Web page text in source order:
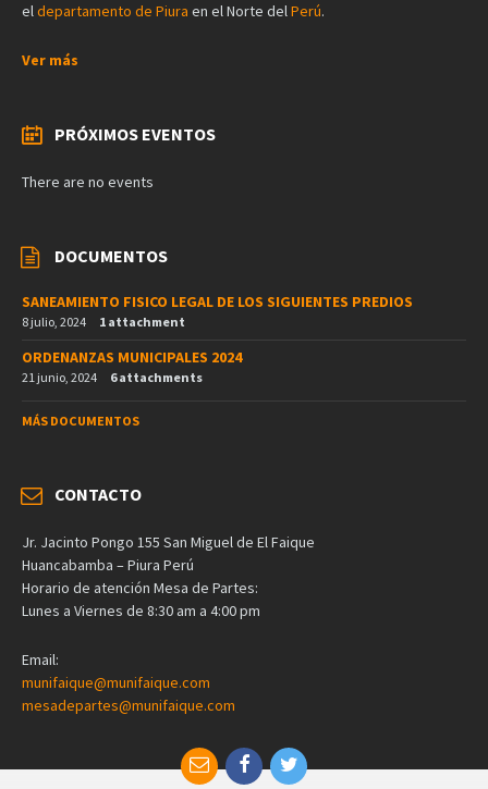
eldepartamento de Piura en el Norte delPerú.
Ver más
PRÓXIMOS EVENTOS
There are no events
DOCUMENTOS
SANEAMIENTO FISICO LEGAL DE LOS SIGUIENTES PREDIOS
8 julio, 2024 1 attachment
ORDENANZAS MUNICIPALES 2024
21 junio, 2024 6 attachments
MÁS DOCUMENTOS
CONTACTO
Jr. Jacinto Pongo 155 San Miguel de El Faique
Huancabamba – Piura Perú
Horario de atención Mesa de Partes:
Lunes a Viernes de 8:30 am a 4:00 pm
Email:
munifaique@munifaique.com
mesadepartes@munifaique.com